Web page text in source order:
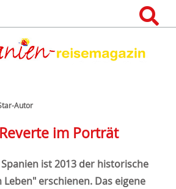
Autor
im Porträt
ist 2013 der historische
erschienen. Das eigene